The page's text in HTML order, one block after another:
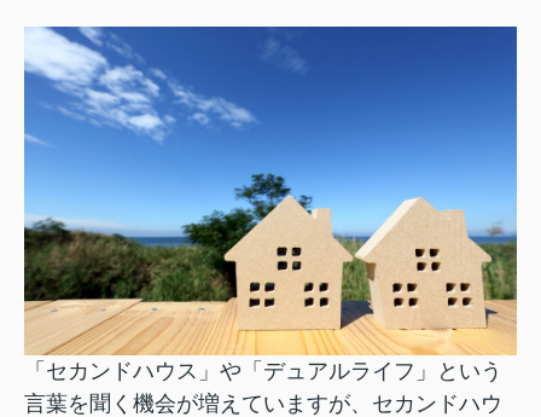
「セカンドハウス」や「デュアルライフ」という
言葉を聞く機会が増えていますが、セカンドハウ